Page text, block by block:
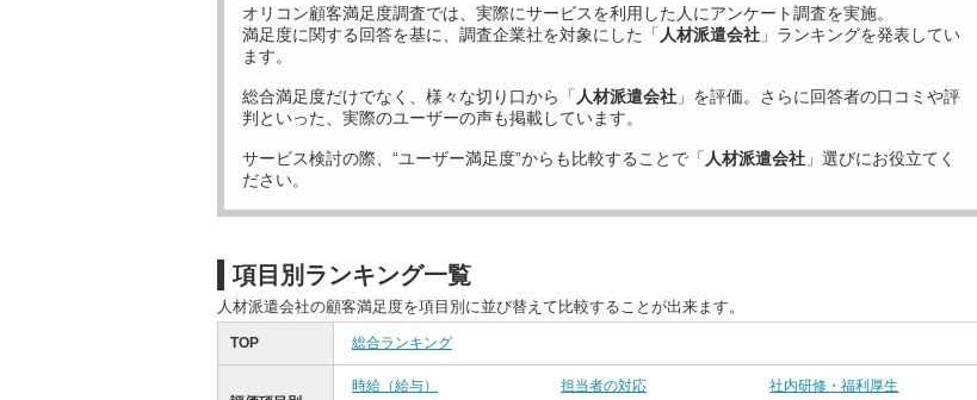
オリコン顧客満足度調査では、実際にサービスを利用した 人にアンケート調査を実施。
満足度に関する回答を基に、調査企業社を対象にした「 人材派遣会社 」ランキングを発表してい
ます。
総合満足度だけでなく、様々な切り口から「 人材派遣会社 」を評価。さらに回答者の口コミや評
判といった、実際のユーザーの声も掲載しています。
サービス検討の際、“ユーザー満足度”からも比較することで「 人材派遣会社 」選びにお役立てく
ださい。
項目別ランキング一覧
人材派遣会社の顧客満足度を項目別に並び替えて比較することが出来ます。
TOP 総合ランキング
時給（給与） 担当者の対応
社内研修・福利厚生